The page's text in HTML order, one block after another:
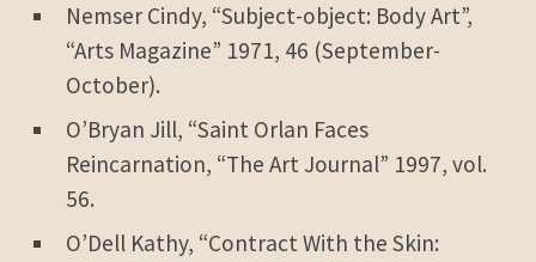
Nemser Cindy, “Subject-object: Body Art”,
“Arts Magazine” 1971, 46 (September-
October).
O’Bryan Jill, “Saint Orlan Faces
Reincarnation, “The Art Journal” 1997, vol.
56.
O’Dell Kathy, “Contract With the Skin: